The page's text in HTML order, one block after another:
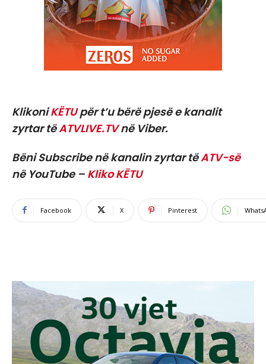
KlikoniKËTUpër t’u bërë pjesë e kanalit
zyrtar tëATVLIVE.TVnë Viber.
Bëni Subscribe në kanalin zyrtar tëATV-së
në YouTube – Kliko KËTU
Facebook X Pinterest